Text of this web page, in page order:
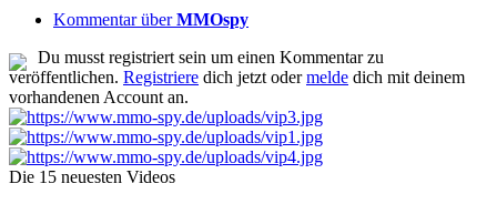
Kommentar überMMOspy
Du musst registriert sein um einen Kommentar zu
veröffentlichen. Registriere dich jetzt odermelde dich mit deinem
vorhandenen Account an.
Die 15 neuesten Videos